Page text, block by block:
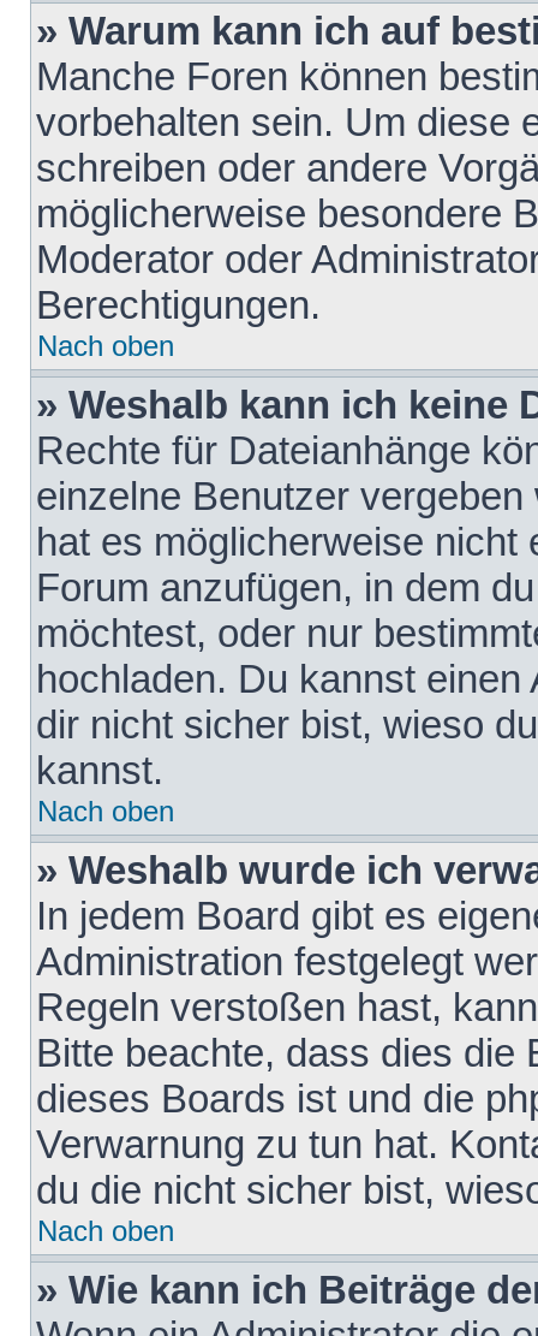
» Warum kann ich auf
Manche Foren können
vorbehalten sein. Um diese
schreiben oder andere
möglicherweise besondere
Moderator oder
Berechtigungen.
Nach oben
» Weshalb kann ich keine
Rechte für Dateianhänge
einzelne Benutzer
hat es möglicherweise nicht
Forum anzufügen, in dem
möchtest, oder nur
hochladen. Du kannst
dir nicht sicher bist, wieso
kannst.
Nach oben
» Weshalb wurde ich
In jedem Board gibt es
Administration festgelegt
Regeln verstoßen hast,
Bitte beachte, dass dies die
dieses Boards ist und die
Verwarnung zu tun hat.
du die nicht sicher bist,
Nach oben
» Wie kann ich Beiträge